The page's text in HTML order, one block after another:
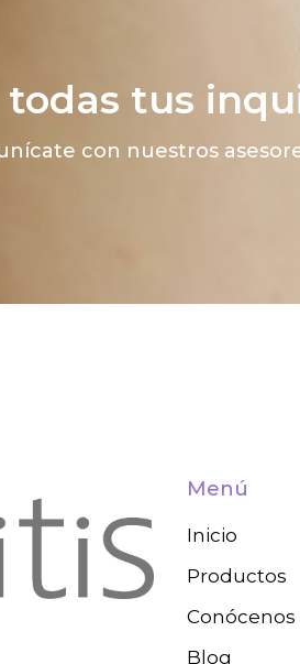
todas tus
con nuestros
Menú
Inicio
Productos
Conócenos
Blog